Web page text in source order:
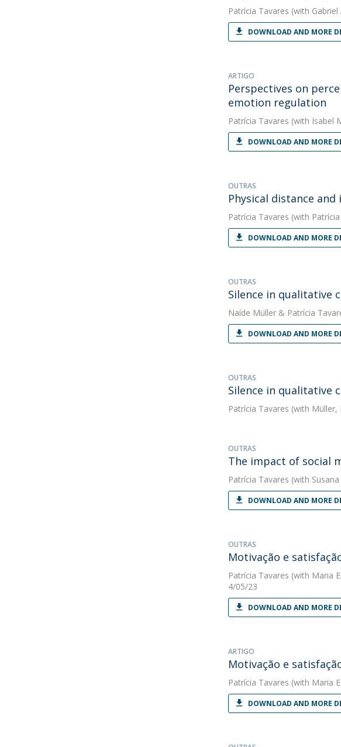
Patrícia Tavares (with Gabriel
DOWNLOAD AND MORE
ARTIGO
Perspectives on
emotion regulation
Patrícia Tavares (with Isabel
DOWNLOAD AND MORE
OUTRAS
Physical distance
Patrícia Tavares (with
DOWNLOAD AND MORE
OUTRAS
Silence in qualitative
Naíde Müller& Patrícia
DOWNLOAD AND MORE
OUTRAS
Silence in qualitative
Patrícia Tavares (with Müller,
OUTRAS
The impact of social
Patrícia Tavares (with
DOWNLOAD AND MORE
OUTRAS
Motivação e
Patrícia Tavares (with Maria
4/05/23
DOWNLOAD AND MORE
ARTIGO
Motivação e
Patrícia Tavares (with Maria
DOWNLOAD AND MORE